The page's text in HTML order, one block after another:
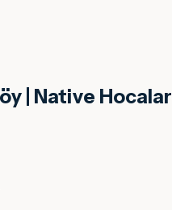
| Native Hocalar